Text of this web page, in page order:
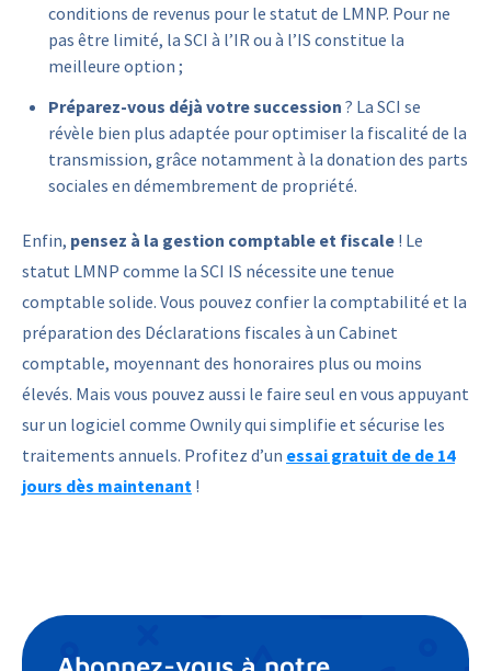
conditions de revenus pour le statut de LMNP. Pour ne
pas être limité, la SCI à l’IR ou à l’IS constitue la
meilleure option ;
Préparez-vous déjà votre succession ? La SCI se
révèle bien plus adaptée pour optimiser la fiscalité de la
transmission, grâce notamment à la donation des parts
sociales en démembrement de propriété.
Enfin, pensez à la gestion comptable et fiscale ! Le
statut LMNP comme la SCI IS nécessite une tenue
comptable solide. Vous pouvez confier la comptabilité et la
préparation des Déclarations fiscales à un Cabinet
comptable, moyennant des honoraires plus ou moins
élevés. Mais vous pouvez aussi le faire seul en vous appuyant
sur un logiciel comme Ownily qui simplifie et sécurise les
traitements annuels. Profitez d’un essai gratuit de de 14
jours dès maintenant !